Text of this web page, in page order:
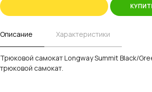
Описание Характеристики
Трюковой самокат Longway Summit Black/
трюковой самокат.